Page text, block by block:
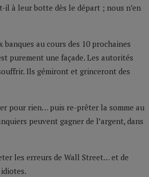
à leur botte dès le départ ; nous n’en
au cours des 10 prochaines
purement une façade. Les autorités
Ils gémiront et grinceront des
pour rien… puis re-prêter la somme au
peuvent gagner de l’argent, dans
les erreurs de Wall Street… et de